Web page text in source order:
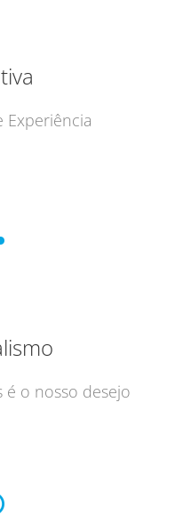
Experiência
é o nosso desejo